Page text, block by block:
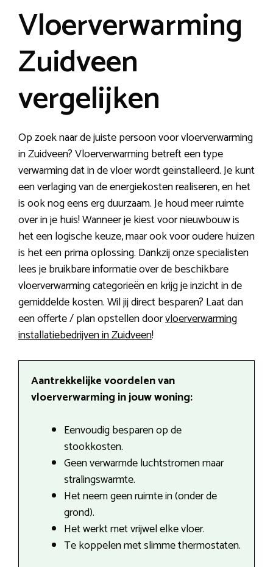
Vloerverwarming
Zuidveen
vergelijken
Op zoek naar de juiste persoon voor vloerverwarming
in Zuidveen? Vloerverwarming betreft een type
verwarming dat in de vloer wordt geïnstalleerd. Je kunt
een verlaging van de energiekosten realiseren, en het
is ook nog eens erg duurzaam. Je houd meer ruimte
over in je huis! Wanneer je kiest voor nieuwbouw is
het een logische keuze, maar ook voor oudere huizen
is het een prima oplossing. Dankzij onze specialisten
lees je bruikbare informatie over de beschikbare
vloerverwarming categorieën en krijg je inzicht in de
gemiddelde kosten. Wil jij direct besparen? Laat dan
een offerte / plan opstellen doorvloerverwarming
installatiebedrijven in Zuidveen!
Aantrekkelijke voordelen van
vloerverwarming in jouw woning:
Eenvoudig besparen op de
stookkosten.
Geen verwarmde luchtstromen maar
stralingswarmte.
Het neem geen ruimte in (onder de
grond).
Het werkt met vrijwel elke vloer.
Te koppelen met slimme thermostaten.